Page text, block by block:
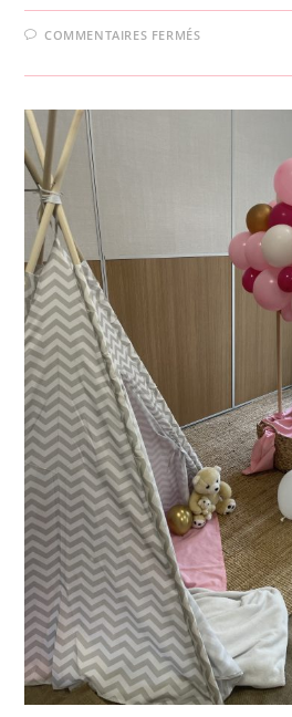
COMMENTAIRES FERMÉS